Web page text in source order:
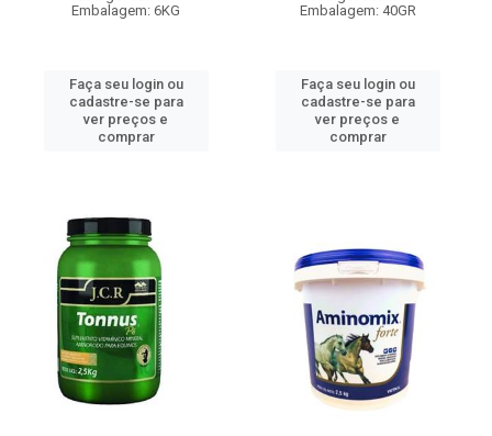
Embalagem: 6KG
Faça seu login ou
cadastre-se para
ver preços e
comprar
Embalagem: 40GR
Faça seu login ou
cadastre-se para
ver preços e
comprar